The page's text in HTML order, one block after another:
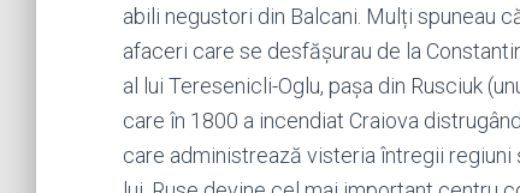
abili negustori din Balcani. Mulți spuneau
afaceri care se desfășurau de la
al lui Teresenicli-Oglu, pașa din Rusciuk
care în 1800 a incendiat Craiova
care administrează visteria întregii